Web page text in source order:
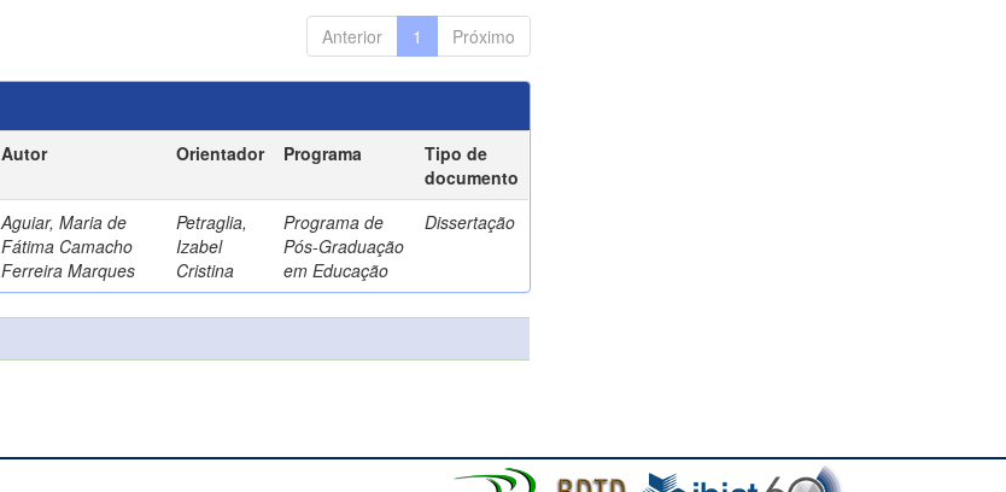
Anterior 1 Próximo
Autor Orientador Programa
Tipo de
documento
Aguiar, Maria de
Fátima Camacho
Ferreira Marques
Petraglia,
Izabel
Cristina
Programa de
Pós-Graduação
em Educação
Dissertação